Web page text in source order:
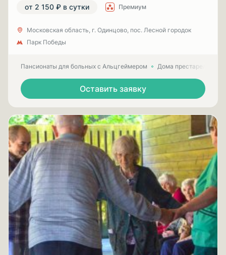
от 2 150 ₽ в сутки Премиум
Московская область, г. Одинцово, пос. Лесной городок
Парк Победы
Пансионаты для больных с Альцгеймером Дома престарелых
Оставить заявку